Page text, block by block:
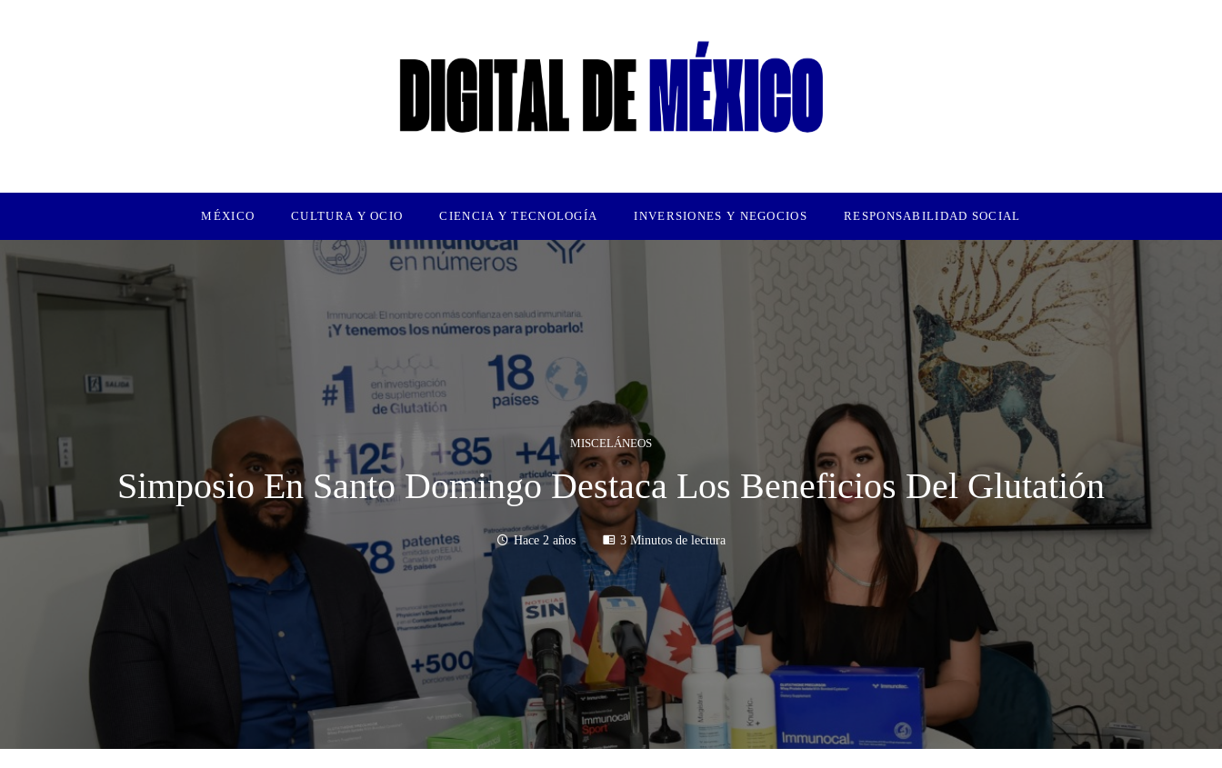
MÉXICO CULTURA Y OCIO CIENCIA Y TECNOLOGÍA INVERSIONES Y NEGOCIOS RESPONSABILIDAD SOCIAL
MISCELÁNEOS
Simposio En Santo Domingo Destaca Los Beneficios Del Glutatión
Hace 2 años 3 Minutos de lectura